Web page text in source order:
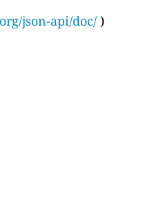
json-api/doc/ )